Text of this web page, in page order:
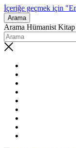
İçeriğe geçmek için
Arama
Arama Hümanist